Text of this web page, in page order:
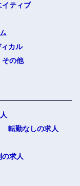
イティブ
ィカル
その他
転勤なしの求人
求人